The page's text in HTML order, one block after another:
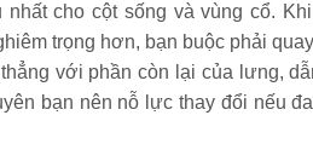
cho cột sống và vùng cổ.
trọng hơn, bạn buộc phải
với phần còn lại của lưng,
bạn nên nỗ lực thay đổi nếu